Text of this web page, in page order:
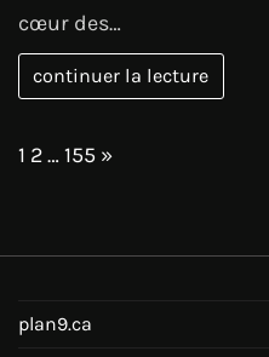
cœur des…
continuer la lecture
Page:
1 2…155 Next
»
plan9.ca